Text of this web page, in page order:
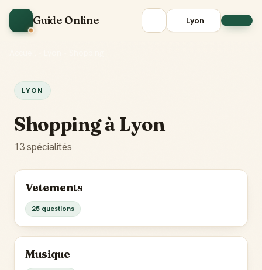
Guide Online Lyon
LYON
Shopping à Lyon
13 spécialités
Vetements
25 questions
Musique